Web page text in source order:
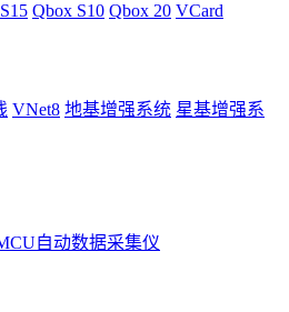
Qbox S10 Qbox 20 VCard
VNet8 地基增强系统 星基增强系
自动数据采集仪